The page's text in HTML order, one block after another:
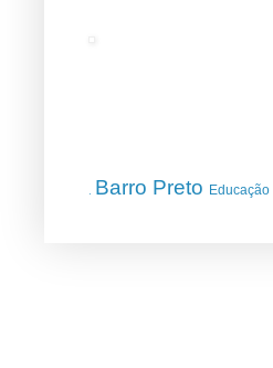
Barro Preto Educação